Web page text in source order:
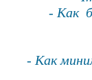
- Как
- Как